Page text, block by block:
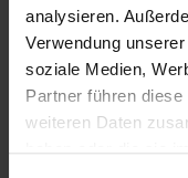
analysieren.
Verwendung
soziale Medien,
Partner führen
weiteren Daten
haben oder die sie
Faxnummer